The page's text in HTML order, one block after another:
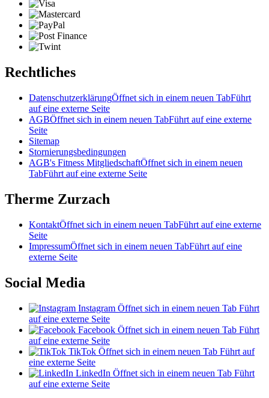
Rechtliches
DatenschutzerklärungÖffnet sich in einem neuen TabFührt
auf eine externe Seite
AGBÖffnet sich in einem neuen TabFührt auf eine externe
Seite
Sitemap
Stornierungsbedingungen
AGB's Fitness MitgliedschaftÖffnet sich in einem neuen
TabFührt auf eine externe Seite
Therme Zurzach
KontaktÖffnet sich in einem neuen TabFührt auf eine externe
Seite
ImpressumÖffnet sich in einem neuen TabFührt auf eine
externe Seite
Social Media
Instagram Öffnet sich in einem neuen Tab Führt
auf eine externe Seite
Facebook Öffnet sich in einem neuen Tab Führt
auf eine externe Seite
TikTok Öffnet sich in einem neuen Tab Führt auf
eine externe Seite
LinkedIn Öffnet sich in einem neuen Tab Führt
auf eine externe Seite